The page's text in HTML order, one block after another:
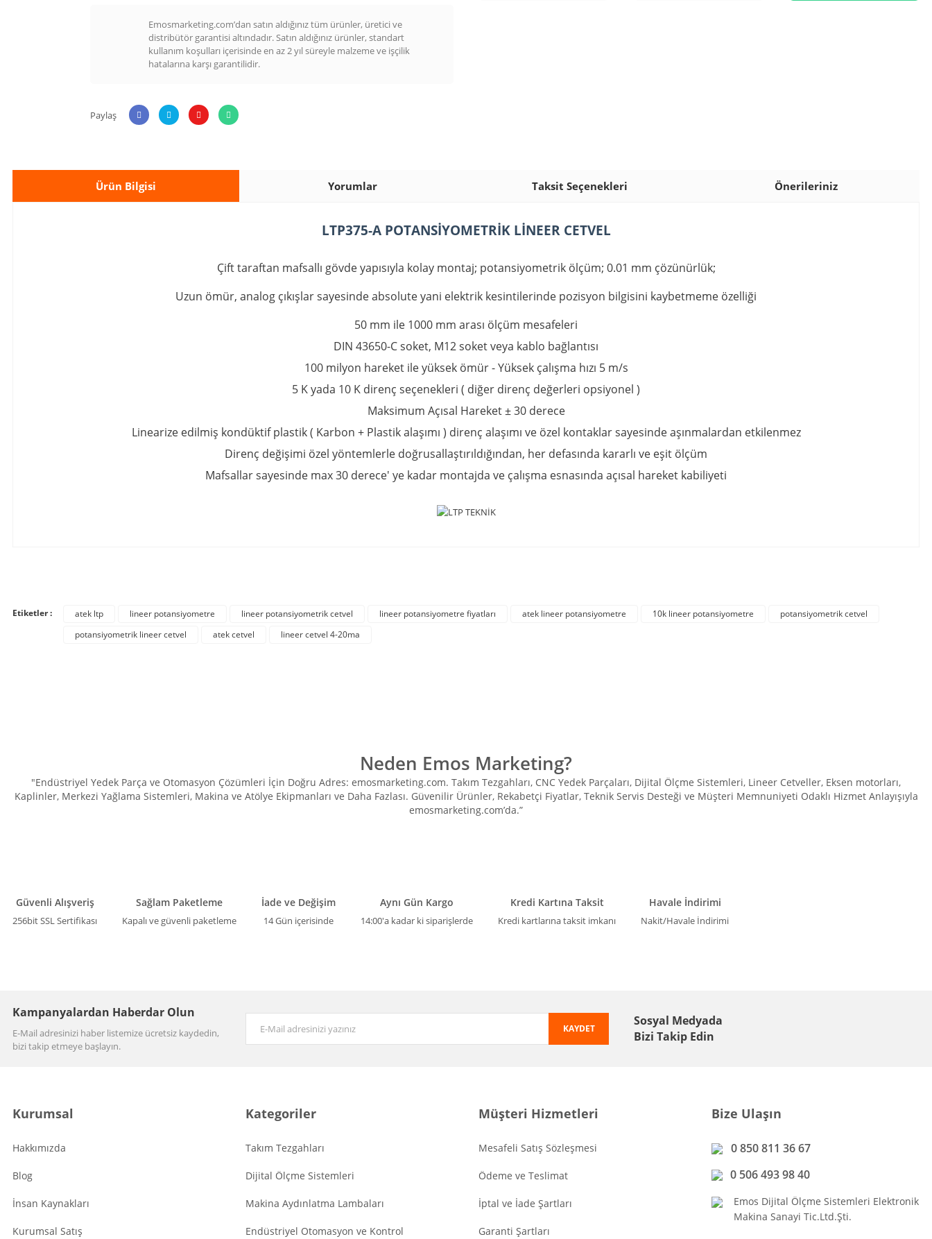
Emosmarketing.com’dan satın aldığınız tüm ürünler, üretici ve
distribütör garantisi altındadır. Satın aldığınız ürünler, standart
kullanım koşulları içerisinde en az 2 yıl süreyle malzeme ve işçilik
hatalarına karşı garantilidir.
Paylaş
Ürün Bilgisi Yorumlar Taksit Seçenekleri Önerileriniz
LTP375-A POTANSİYOMETRİK LİNEER CETVEL
Çift taraftan mafsallı gövde yapısıyla kolay montaj; potansiyometrik ölçüm; 0.01 mm çözünürlük;
Uzun ömür, analog çıkışlar sayesinde absolute yani elektrik kesintilerinde pozisyon bilgisini kaybetmeme özelliği
50 mm ile 1000 mm arası ölçüm mesafeleri
DIN 43650-C soket, M12 soket veya kablo bağlantısı
100 milyon hareket ile yüksek ömür -Yüksek çalışma hızı 5 m/s
5 K yada 10 K direnç seçenekleri ( diğer direnç değerleri opsiyonel )
Maksimum Açısal Hareket ± 30 derece
Linearize edilmiş kondüktif plastik ( Karbon + Plastik alaşımı ) direnç alaşımı ve özel kontaklar sayesinde aşınmalardan etkilenmez
Direnç değişimi özel yöntemlerle doğrusallaştırıldığından, her defasında kararlı ve eşit ölçüm
Mafsallar sayesinde max 30 derece' ye kadar montajda ve çalışma esnasında açısal hareket kabiliyeti
Gönder
Etiketler : atek ltp lineer potansiyometre lineer potansiyometrik cetvel lineer potansiyometre fiyatları atek lineer potansiyometre 10k lineer potansiyometre
potansiyometrik cetvel
potansiyometrik lineer cetvel
atek cetvel lineer cetvel 4-20ma
Neden Emos Marketing?
"Endüstriyel Yedek Parça ve Otomasyon Çözümleri İçin Doğru Adres: emosmarketing.com. Takım Tezgahları, CNC Yedek Parçaları, Dijital Ölçme Sistemleri, Lineer Cetveller, Eksen motorları,
Kaplinler, Merkezi Yağlama Sistemleri, Makina ve Atölye Ekipmanları ve Daha Fazlası. Güvenilir Ürünler, Rekabetçi Fiyatlar, Teknik Servis Desteği ve Müşteri Memnuniyeti Odaklı Hizmet Anlayışıyla
emosmarketing.com’da.”
Güvenli Alışveriş
256bit SSL Sertifikası
Sağlam Paketleme
Kapalı ve güvenli paketleme
İade ve Değişim
14 Gün içerisinde
Aynı Gün Kargo
14:00'a kadar ki siparişlerde
Kredi Kartına Taksit
Kredi kartlarına taksit imkanı
Havale İndirimi
Nakit/Havale İndirimi
Kampanyalardan Haberdar Olun
E-Mail adresinizi haber listemize ücretsiz kaydedin,
bizi takip etmeye başlayın.
KAYDET
Sosyal Medyada
Bizi Takip Edin
Kurumsal
Hakkımızda
Blog
İnsan Kaynakları
Kurumsal Satış
Kategoriler
Takım Tezgahları
Dijital Ölçme Sistemleri
Makina Aydınlatma Lambaları
Endüstriyel Otomasyon ve Kontrol
Müşteri Hizmetleri
Mesafeli Satış Sözleşmesi
Ödeme ve Teslimat
İptal ve İade Şartları
Garanti Şartları
Bize Ulaşın
0 850 811 36 67
0 506 493 98 40
Emos Dijital Ölçme Sistemleri Elektronik
Makina Sanayi Tic.Ltd.Şti.